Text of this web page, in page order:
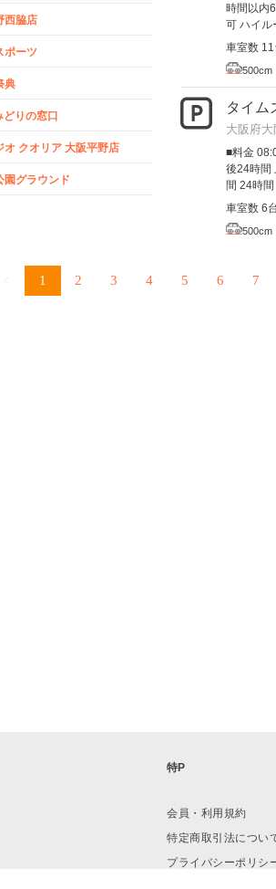
西脇店
ポーツ
典
りの窓口
オ クオリア 大阪平野店
園グラウンド
時間以内
可 ハイル
車室数 11
500cm
タイム
大阪府
■料金
後24時間
間 24時間
車室数 6
500cm
1 2 3 4 5 6 7
特P
会員・利用規約
特定商取引法につい
プライバシーポリシ